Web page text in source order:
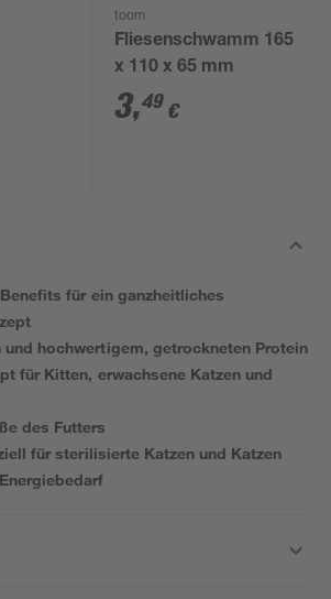
toom
Fliesenschwamm 165
x 110 x 65 mm
3,49 €
für ein ganzheitliches
hochwertigem, getrockneten Protein
für Kitten, erwachsene Katzen und
des Futters
für sterilisierte Katzen und Katzen